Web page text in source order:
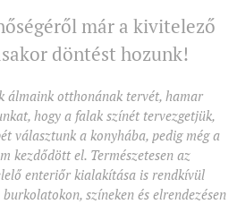
már a kivitelező
döntést hozunk!
álmaink otthonának tervét, hamar
hogy a falak színét tervezgetjük,
választunk a konyhába, pedig még a
kezdődött el. Természetesen az
enteriőr kialakítása is rendkívül
színeken és elrendezésen